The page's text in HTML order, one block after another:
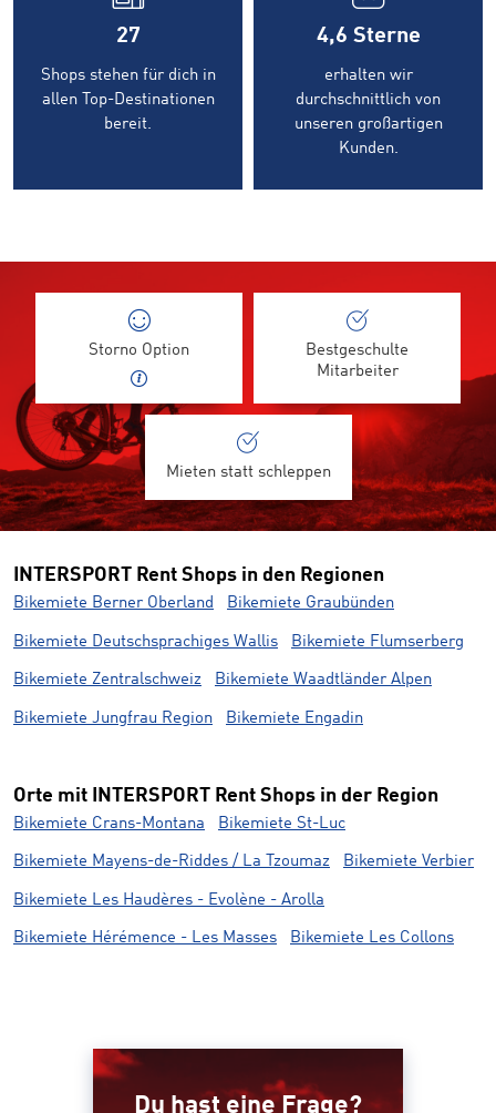
27
Shops stehen für dich in
allen Top-Destinationen
bereit.
4,6 Sterne
erhalten wir
durchschnittlich von
unseren großartigen
Kunden.
Storno Option
Bestgeschulte
Mitarbeiter
Mieten statt schleppen
INTERSPORT Rent Shops in den Regionen
Bikemiete Berner Oberland Bikemiete Graubünden
Bikemiete Deutschsprachiges Wallis Bikemiete Flumserberg
Bikemiete Zentralschweiz Bikemiete Waadtländer Alpen
Bikemiete Jungfrau Region Bikemiete Engadin
Orte mit INTERSPORT Rent Shops in der Region
Bikemiete Crans-Montana Bikemiete St-Luc
Bikemiete Mayens-de-Riddes / La Tzoumaz Bikemiete Verbier
Bikemiete Les Haudères - Evolène - Arolla
Bikemiete Hérémence - Les Masses Bikemiete Les Collons
Du hast eine Frage?